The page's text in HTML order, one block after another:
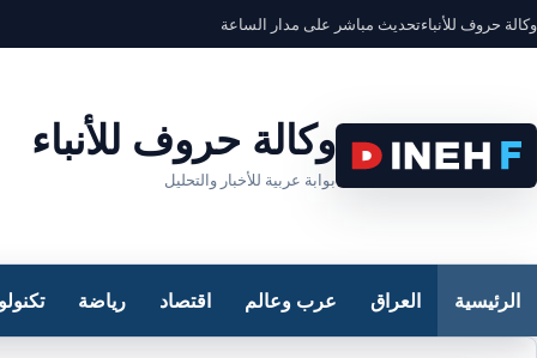
وكالة حروف للأنباءتحديث مباشر على مدار الساعة
وكالة حروف للأنباء
بوابة عربية للأخبار والتحليل
الرئيسية العراق عرب وعالم اقتصاد رياضة